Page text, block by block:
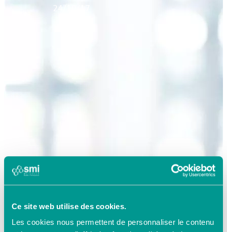
Ce site web utilise des cookies.
Les cookies nous permettent de personnaliser le contenu
24/10/17